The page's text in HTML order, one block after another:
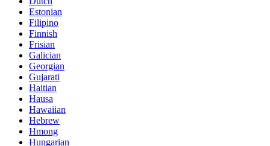
Estonian
Filipino
Finnish
Frisian
Galician
Georgian
Gujarati
Haitian
Hausa
Hawaiian
Hebrew
Hmong
Hungarian